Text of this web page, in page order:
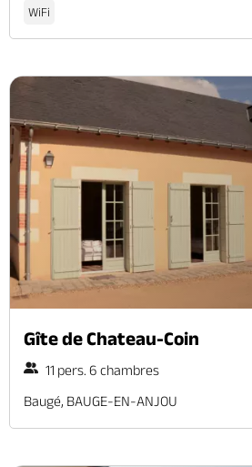
WiFi
Gîte de Chateau-Coin
11 pers. 6 chambres
Baugé, BAUGE-EN-ANJOU